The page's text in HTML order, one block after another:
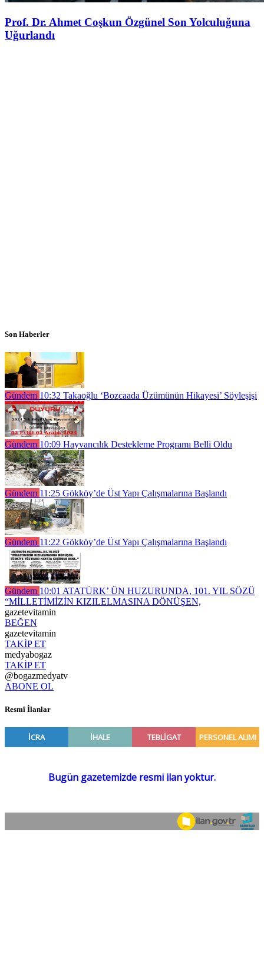
Prof. Dr. Ahmet Coşkun Özgünel Son Yolculuğuna
Uğurlandı
Son Haberler
Gündem 10:32 Takaoğlu ‘Bozcaada Üzümünün Hikayesi’ Söyleşişi
Gündem 10:09 Hayvancılık Destekleme Programı Belli Oldu
Gündem 11:25 Gökköy’de Üst Yapı Çalışmalarına Başlandı
Gündem 11:22 Gökköy’de Üst Yapı Çalışmalarına Başlandı
Gündem 10:01 ATATÜRK’ ÜN HUZURUNDA, 101. YIL SÖZÜ
“MİLLETİMİZİN KIZILELMASINA DÖNÜŞEN,
gazetevitamin
BEĞEN
gazetevitamin
TAKİP ET
medyabogaz
TAKİP ET
@bogazmedyatv
ABONE OL
Resmî İlanlar